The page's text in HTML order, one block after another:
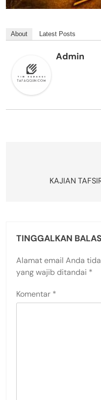
About Latest Posts
Admin
KAJIAN
TINGGALKAN
Alamat email Anda
yang wajib ditandai *
Komentar *